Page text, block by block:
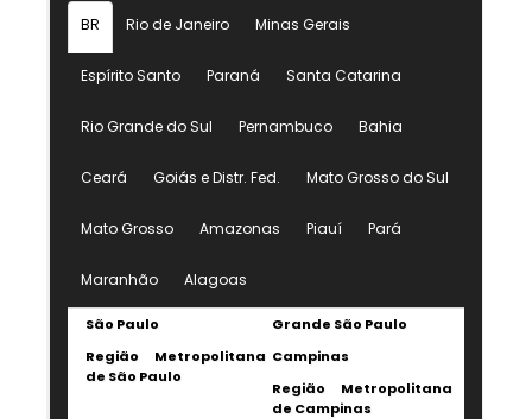
BR Rio de Janeiro Minas Gerais
Espírito Santo Paraná Santa Catarina
Rio Grande do Sul Pernambuco Bahia
Ceará Goiás e Distr. Fed. Mato Grosso do Sul
Mato Grosso Amazonas Piauí Pará
Maranhão Alagoas
São Paulo
Grande São Paulo
Região Metropolitana
de São Paulo
Campinas
Região Metropolitana
de Campinas